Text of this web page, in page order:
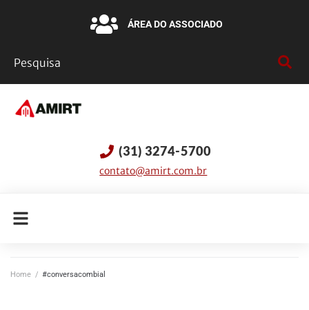
ÁREA DO ASSOCIADO
(31) 3274-5700
contato@amirt.com.br
Home / #conversacombial